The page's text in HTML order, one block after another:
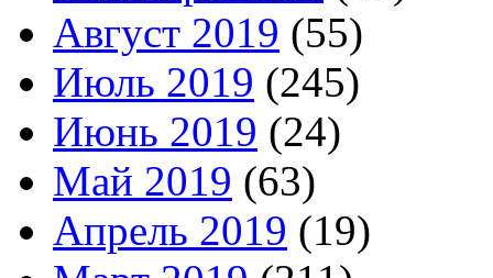
Август 2019 (55)
Июль 2019 (245)
Июнь 2019 (24)
Май 2019 (63)
Апрель 2019 (19)